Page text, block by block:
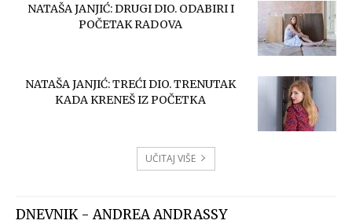
NATAŠA JANJIĆ: DRUGI DIO. ODABIRI I
POČETAK RADOVA
NATAŠA JANJIĆ: TREĆI DIO. TRENUTAK
KADA KRENEŠ IZ POČETKA
UČITAJ VIŠE
DNEVNIK - ANDREA ANDRASSY